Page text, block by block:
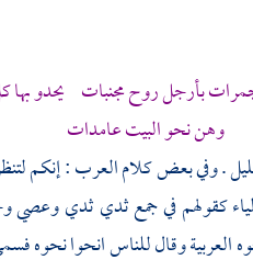
بأرجل روح مجنبات يحدو بها
وهن نحو البيت عامدات
. وفي بعض كلام العرب : إنكم
كقولهم في جمع ثدي ثدي
وقال للناس انحوا نحوه